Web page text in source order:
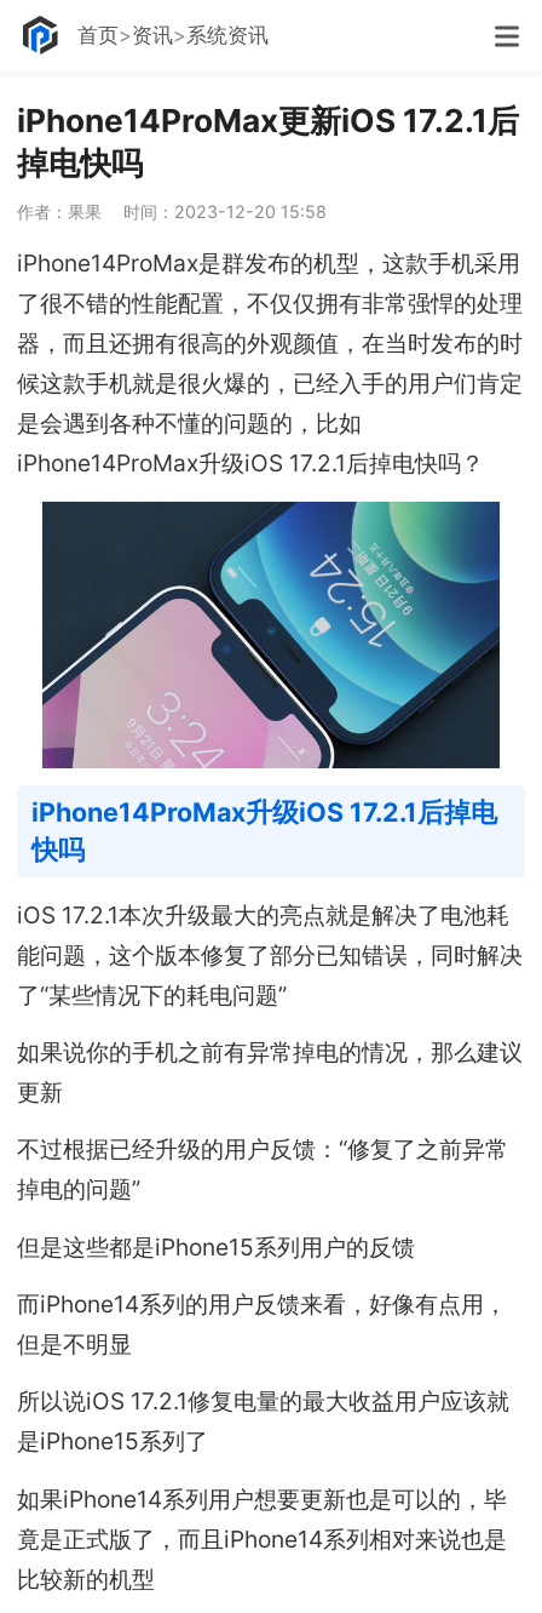
首页 资讯 系统资讯
iPhone14ProMax更新iOS 17.2.1后
掉电快吗
作者：果果 时间：2023-12-20 15:58
iPhone14ProMax是群发布的机型，这款手机采用
了很不错的性能配置，不仅仅拥有非常强悍的处理
器，而且还拥有很高的外观颜值，在当时发布的时
候这款手机就是很火爆的，已经入手的用户们肯定
是会遇到各种不懂的问题的，比如
iPhone14ProMax升级iOS 17.2.1后掉电快吗？
iPhone14ProMax升级iOS 17.2.1后掉电
快吗
iOS 17.2.1本次升级最大的亮点就是解决了电池耗
能问题，这个版本修复了部分已知错误，同时解决
了“某些情况下的耗电问题”
如果说你的手机之前有异常掉电的情况，那么建议
更新
不过根据已经升级的用户反馈：“修复了之前异常
掉电的问题”
但是这些都是iPhone15系列用户的反馈
而iPhone14系列的用户反馈来看，好像有点用，
但是不明显
所以说iOS 17.2.1修复电量的最大收益用户应该就
是iPhone15系列了
如果iPhone14系列用户想要更新也是可以的，毕
竟是正式版了，而且iPhone14系列相对来说也是
比较新的机型